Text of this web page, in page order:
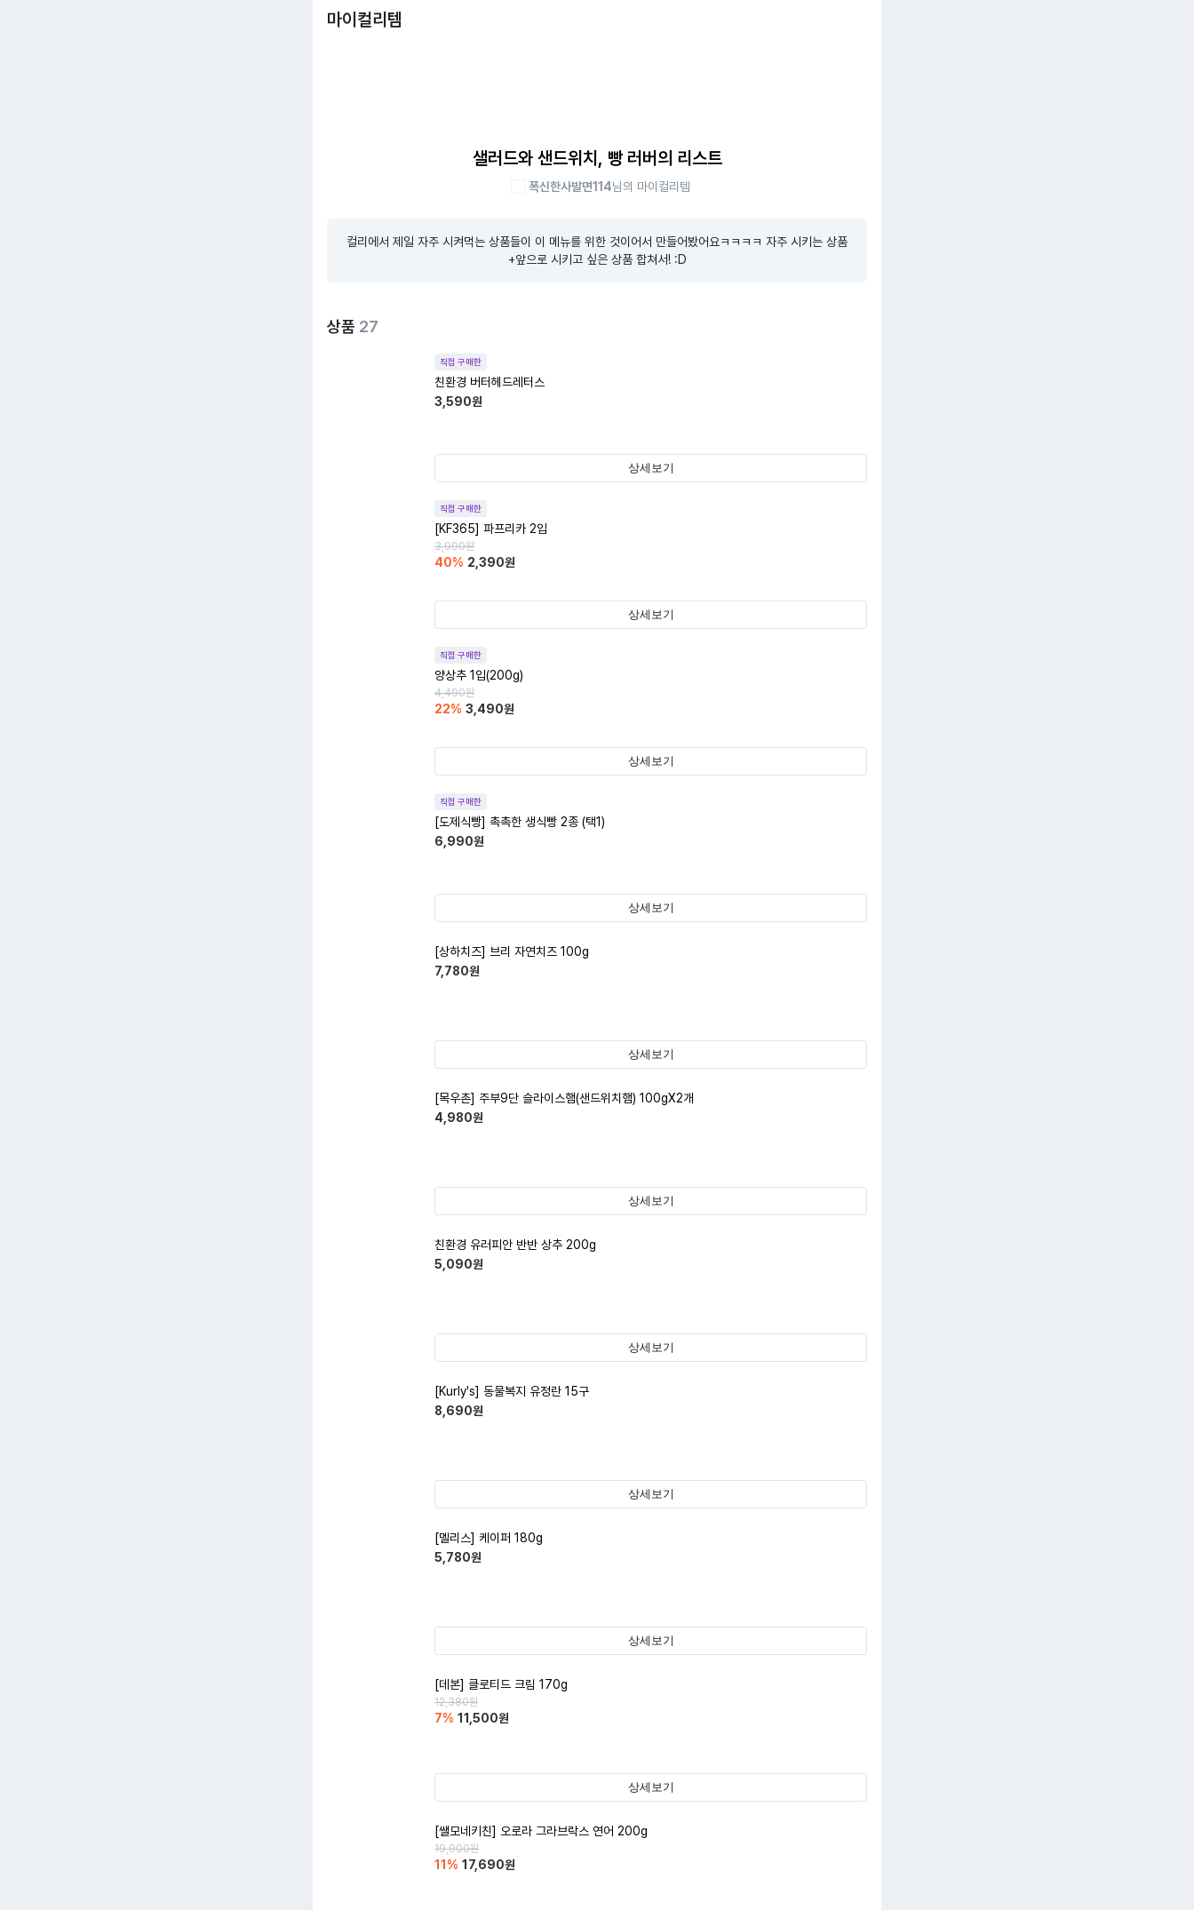
마이컬리템
샐러드와 샌드위치, 빵 러버의 리스트
폭신한사발면114님의 마이컬리템
컬리에서 제일 자주 시켜먹는 상품들이 이 메뉴를 위한 것이어서 만들어봤어요ㅋㅋㅋㅋ 자주 시키는 상품
+앞으로 시키고 싶은 상품 합쳐서! :D
상품 27
직접 구매한
친환경 버터헤드레터스
3,590원
상세보기
직접 구매한
[KF365] 파프리카 2입
3,990원
40% 2,390원
상세보기
직접 구매한
양상추 1입(200g)
4,490원
22% 3,490원
상세보기
직접 구매한
[도제식빵] 촉촉한 생식빵 2종 (택1)
6,990원
상세보기
[상하치즈] 브리 자연치즈 100g
7,780원
상세보기
[목우촌] 주부9단 슬라이스햄(샌드위치햄) 100gX2개
4,980원
상세보기
친환경 유러피안 반반 상추 200g
5,090원
상세보기
[Kurly's] 동물복지 유정란 15구
8,690원
상세보기
[멜리스] 케이퍼 180g
5,780원
상세보기
[데본] 클로티드 크림 170g
12,380원
7% 11,500원
상세보기
[쌜모네키친] 오로라 그라브락스 연어 200g
19,900원
11 % 17,690원